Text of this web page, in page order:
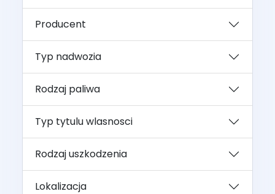
Producent
Typ nadwozia
Rodzaj paliwa
Typ tytulu wlasnosci
Rodzaj uszkodzenia
Lokalizacja